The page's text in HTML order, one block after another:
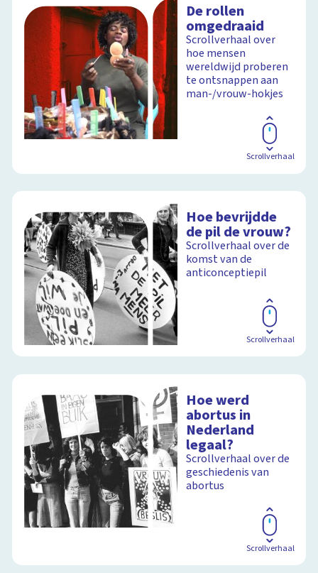
De rollen
omgedraaid
Scrollverhaal over
hoe mensen
wereldwijd proberen
te ontsnappen aan
man-/vrouw-hokjes
Scrollverhaal
Hoe bevrijdde
de pil de vrouw?
Scrollverhaal over de
komst van de
anticonceptiepil
Scrollverhaal
Hoe werd
abortus in
Nederland
legaal?
Scrollverhaal over de
geschiedenis van
abortus
Scrollverhaal